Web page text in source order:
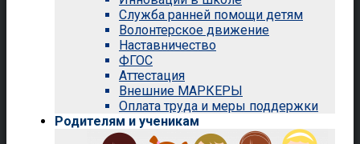
Служба ранней помощи детям
Волонтерское движение
Наставничество
ФГОС
Аттестация
Внешние МАРКЕРЫ
Оплата труда и меры поддержки
Родителям и ученикам